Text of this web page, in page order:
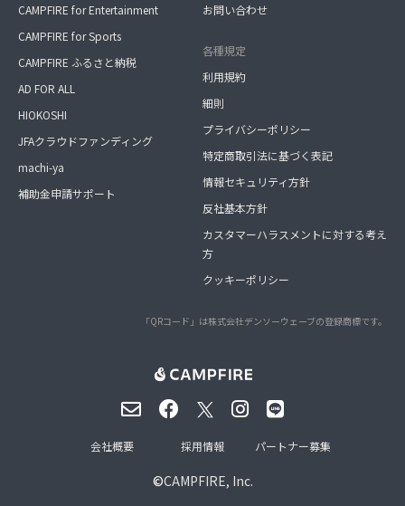
CAMPFIRE for Entertainment
CAMPFIRE for Sports
CAMPFIRE ふるさと納税
AD FOR ALL
HIOKOSHI
JFAクラウドファンディング
machi-ya
補助金申請サポート
お問い合わせ
各種規定
利用規約
細則
プライバシーポリシー
特定商取引法に基づく表記
情報セキュリティ方針
反社基本方針
カスタマーハラスメントに対する考え
方
クッキーポリシー
「QRコード」は株式会社デンソーウェーブの登録商標です。
©CAMPFIRE, Inc.
会社概要 採用情報 パートナー募集